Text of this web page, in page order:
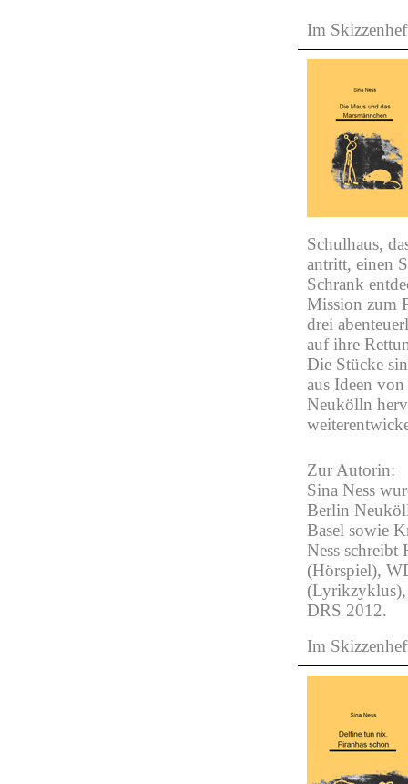
Im
Schulhaus,
antritt, einen
Schrank
Mission zum
drei
auf ihre
Die Stücke
aus Ideen
Neukölln
Zur Autorin:
Sina Ness
Berlin
Basel sowie
Ness schreibt
(Hörspiel),
(Lyrikzyklus),
DRS 2012.
Im